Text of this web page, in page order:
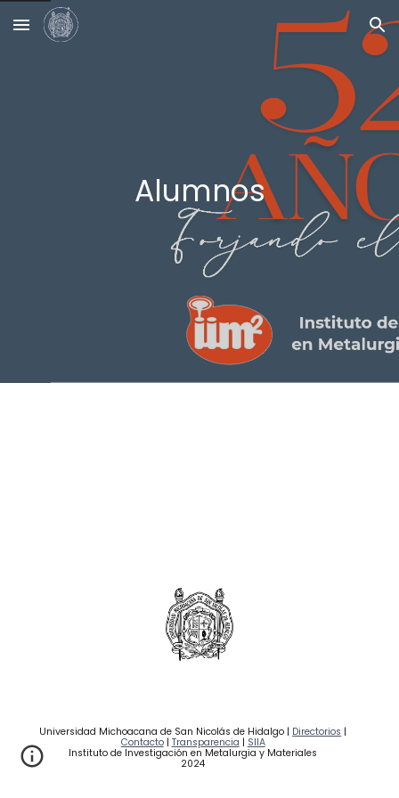
Skip to main content Skip to navigation
Alumnos
Universidad Michoacana de San Nicolás de Hidalgo | Directorios |
Contacto| Transparencia | SIIA
Instituto de Investigación en Metalurgia y Materiales
2024